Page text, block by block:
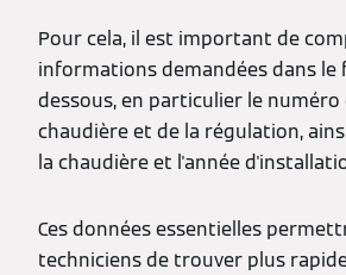
Pour cela, il est important de
informations demandées dans le
dessous, en particulier le numéro
chaudière et de la régulation,
la chaudière et l'année
Ces données essentielles
techniciens de trouver plus